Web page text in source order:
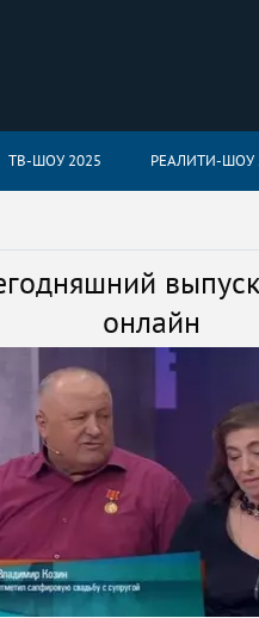
ТВ-ШОУ 2025 РЕАЛИТИ-ШОУ
онлайн